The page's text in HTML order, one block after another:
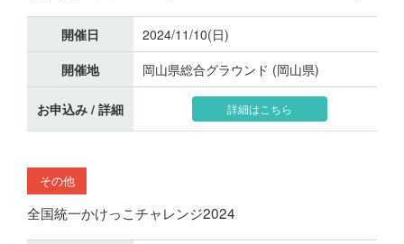
開催日
2024/11/10(日)
開催地
岡山県総合グラウンド (岡山県)
お申込み / 詳細 詳細はこちら
その他
全国統一かけっこチャレンジ2024